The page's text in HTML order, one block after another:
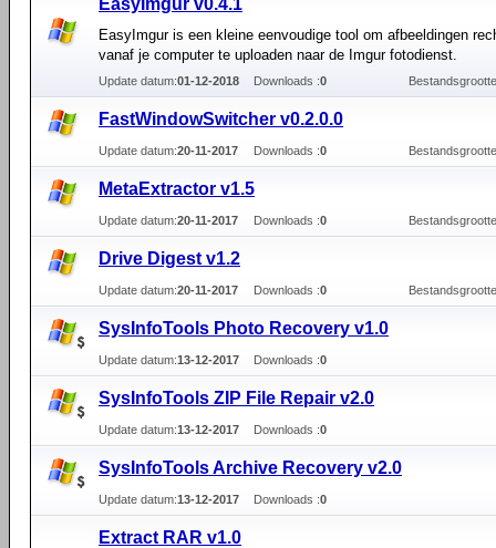
EasyImgur v0.4.1
EasyImgur is een kleine eenvoudige tool om afbeeldingen
vanaf je computer te uploaden naar de Imgur fotodienst.
Update datum:01-12-2018 Downloads :0
FastWindowSwitcher v0.2.0.0
Update datum:20-11-2017 Downloads :0
MetaExtractor v1.5
Update datum:20-11-2017 Downloads :0
Drive Digest v1.2
Update datum:20-11-2017 Downloads :0
SysInfoTools Photo Recovery v1.0
Update datum:13-12-2017 Downloads :0
SysInfoTools ZIP File Repair v2.0
Update datum:13-12-2017 Downloads :0
SysInfoTools Archive Recovery v2.0
Update datum:13-12-2017 Downloads :0
Extract RAR v1.0